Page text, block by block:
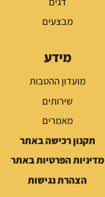
מבצעים
מידע
מועדון ההטבות
שירותים
מאמרים
תקנון רכישה באתר
מדיניות הפרטיות באתר
הצהרת נגישות